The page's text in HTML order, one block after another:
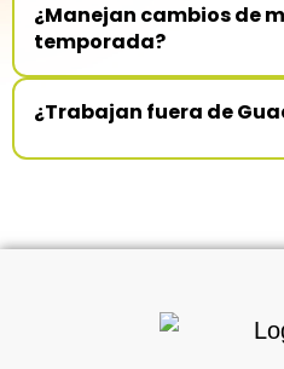
ubicaciones.
¿Manejan cambios de
temporada?
diaria.
¿Trabajan fuera de